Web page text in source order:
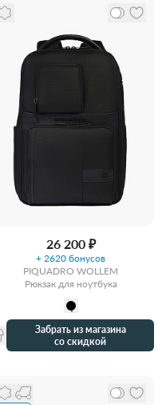
26 200 ₽
+ 2620 бонусов
PIQUADRO WOLLEM
Рюкзак для ноутбука
Забрать из магазина
со скидкой